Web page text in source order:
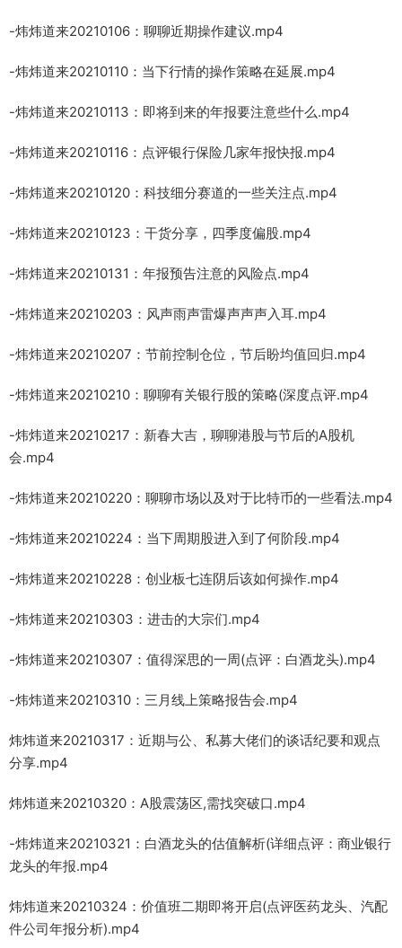
-炜炜道来20210106：聊聊近期操作建议.mp4
-炜炜道来20210110：当下行情的操作策略在延展.mp4
-炜炜道来20210113：即将到来的年报要注意些什么.mp4
-炜炜道来20210116：点评银行保险几家年报快报.mp4
-炜炜道来20210120：科技细分赛道的一些关注点.mp4
-炜炜道来20210123：干货分享，四季度偏股.mp4
-炜炜道来20210131：年报预告注意的风险点.mp4
-炜炜道来20210203：风声雨声雷爆声声声入耳.mp4
-炜炜道来20210207：节前控制仓位，节后盼均值回归.mp4
-炜炜道来20210210：聊聊有关银行股的策略(深度点评.mp4
-炜炜道来20210217：新春大吉，聊聊港股与节后的A股机
会.mp4
-炜炜道来20210220：聊聊市场以及对于比特币的一些看法.mp4
-炜炜道来20210224：当下周期股进入到了何阶段.mp4
-炜炜道来20210228：创业板七连阴后该如何操作.mp4
-炜炜道来20210303：进击的大宗们.mp4
-炜炜道来20210307：值得深思的一周(点评：白酒龙头).mp4
-炜炜道来20210310：三月线上策略报告会.mp4
炜炜道来20210317：近期与公、私募大佬们的谈话纪要和观点
分享.mp4
炜炜道来20210320：A股震荡区,需找突破口.mp4
-炜炜道来20210321：白酒龙头的估值解析(详细点评：商业银行
龙头的年报.mp4
炜炜道来20210324：价值班二期即将开启(点评医药龙头、汽配
件公司年报分析).mp4